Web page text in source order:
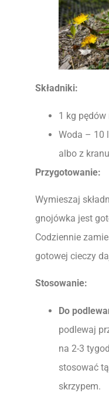
Składniki:
1 kg
Woda – 10
albo z
Przygotowanie:
Wymieszaj
gnojówka jest
Codziennie
gotowej cieczy
Stosowanie:
Do
podlewaj
na 2-3
stosować
skrzypem.